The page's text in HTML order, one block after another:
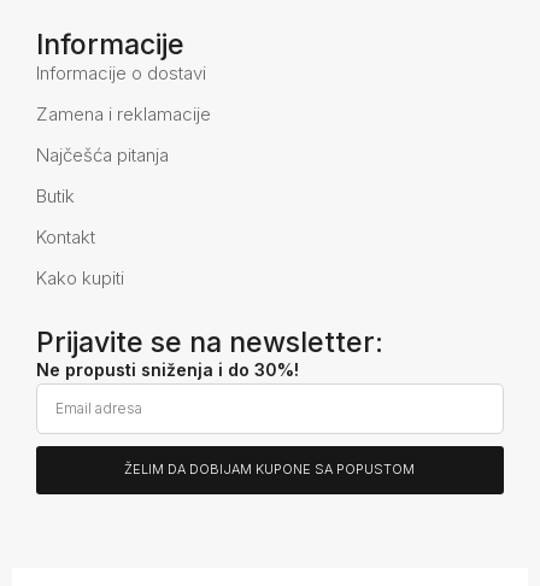
Informacije
Informacije o dostavi
Zamena i reklamacije
Najčešća pitanja
Butik
Kontakt
Kako kupiti
Prijavite se na newsletter:
Ne propusti sniženja i do 30%!
ŽELIM DA DOBIJAM KUPONE SA POPUSTOM